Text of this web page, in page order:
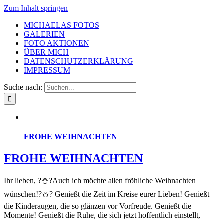
Zum Inhalt springen
MICHAELAS FOTOS
GALERIEN
FOTO AKTIONEN
ÜBER MICH
DATENSCHUTZERKLÄRUNG
IMPRESSUM
Suche nach:
FROHE WEIHNACHTEN
FROHE WEIHNACHTEN
Ihr lieben, ?⛄?Auch ich möchte allen fröhliche Weihnachten
wünschen!?⛄? Genießt die Zeit im Kreise eurer Lieben! Genießt
die Kinderaugen, die so glänzen vor Vorfreude. Genießt die
Momente! Genießt die Ruhe, die sich jetzt hoffentlich einstellt,